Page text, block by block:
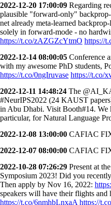
2022-12-20 17:00:09 Regarding
plausible "forward-only"
net already meta-learned
solely in forward-mode - no
https://t.co/zAZGZcYtmO https://
2022-12-14 08:00:05 Conference
with my awesome PhD students,
https://t.co/0ngIruvase https://t.co/
2022-12-11 14:48:24 The
#NeurIPS2022 (24 KAUST
in Abu Dhabi. Visit Booth#14. We
particular, for Natural Language
2022-12-08 13:00:00 CAFIAC
2022-12-07 08:00:00 CAFIAC
2022-10-28 07:26:29 Present at
Symposium 2023! Did you
Then apply by Nov 16, 2022:
speakers will have their flights and
https://t.co/6nmhbLnxaA https://